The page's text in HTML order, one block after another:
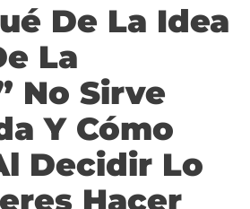
De La Idea
La
No Sirve
Y Cómo
Decidir Lo
Hacer